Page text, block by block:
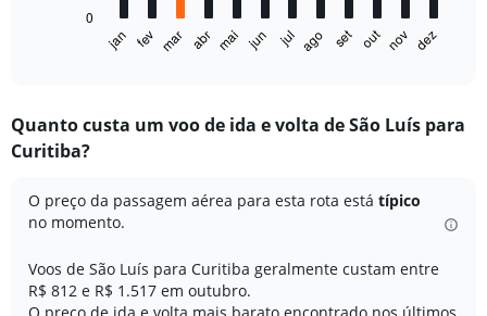
Range:
12
The
chart
has
Y
axis
jan fev mar abr mai jun jul ago set out nov dez
0
Quanto custa um voo de ida e volta de São Luís para
Curitiba?
O preço da passagem aérea para esta rota está típico
no momento.
Voos de São Luís para Curitiba geralmente custam entre
R$ 812 e R$ 1.517 em outubro.